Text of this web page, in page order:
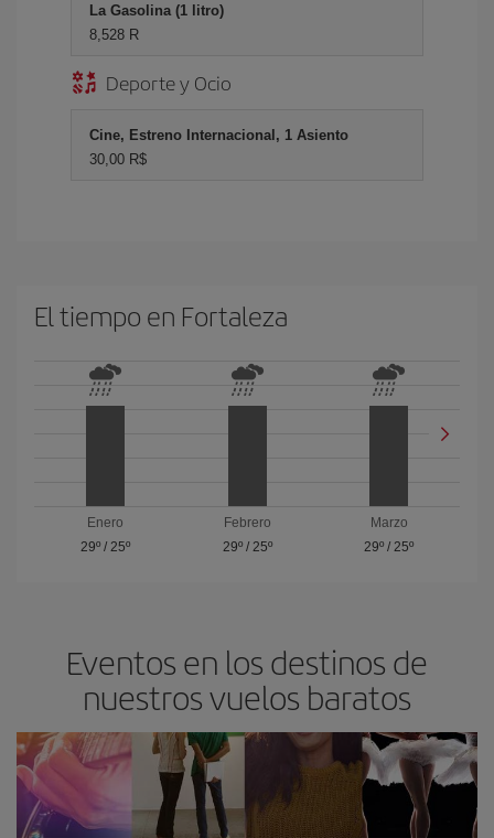
La Gasolina (1 litro)
8,528 R
Deporte y Ocio
Cine, Estreno Internacional, 1 Asiento
30,00 R$
El tiempo en Fortaleza
Enero
29º/ 25º
Febrero
29º/ 25º
Marzo
29º / 25º
Eventos en los destinos de
nuestros vuelos baratos